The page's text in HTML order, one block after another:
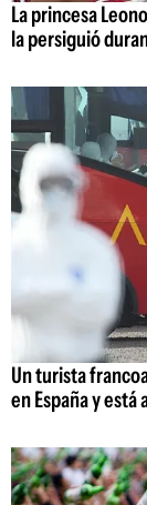
La princesa
la persiguió
Un turista
en España y está